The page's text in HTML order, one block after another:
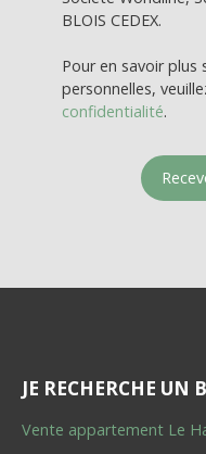
BLOIS CEDEX.
Pour en savoir
personnelles,
confidentialité.
JE RECHERCHE UN
Vente appartement Le